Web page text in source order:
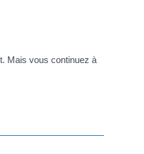
Mais vous continuez à